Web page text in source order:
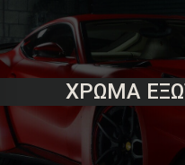
ΧΡΏΜΑ